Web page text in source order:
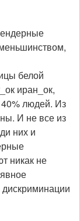
белой
иран_ок,
40% людей. Из
И не все из
них и
никак не